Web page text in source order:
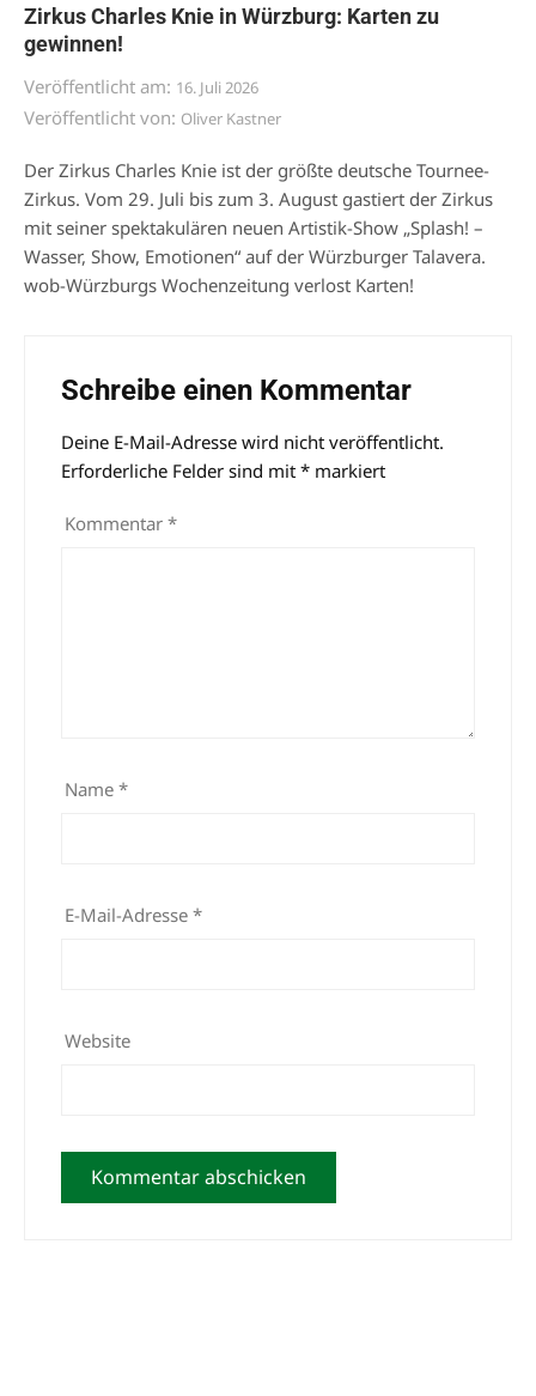
Zirkus Charles Knie in Würzburg: Karten zu
gewinnen!
Veröffentlicht am: 16. Juli 2026
Veröffentlicht von: Oliver Kastner
Der Zirkus Charles Knie ist der größte deutsche Tournee-
Zirkus. Vom 29. Juli bis zum 3. August gastiert der Zirkus
mit seiner spektakulären neuen Artistik-Show „Splash! –
Wasser, Show, Emotionen“ auf der Würzburger Talavera.
wob-Würzburgs Wochenzeitung verlost Karten!
Schreibe einen Kommentar
Deine E-Mail-Adresse wird nicht veröffentlicht.
Erforderliche Felder sind mit * markiert
Kommentar *
Name *
E-Mail-Adresse *
Website
Alternative: